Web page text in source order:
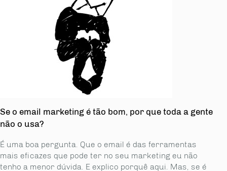
Se o email marketing é tão bom, por que toda a gente
não o usa?
É uma boa pergunta. Que o email é das ferramentas
mais eficazes que pode ter no seu marketing eu não
tenho a menor dúvida. E explico porquê aqui. Mas, se é